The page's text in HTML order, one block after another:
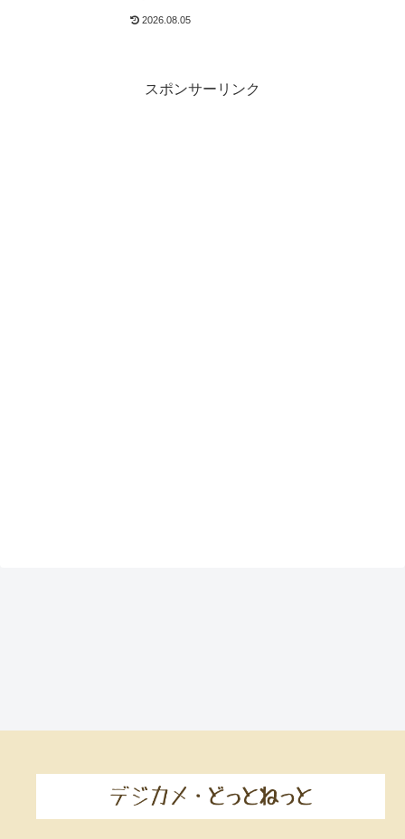
2026.08.05
スポンサーリンク